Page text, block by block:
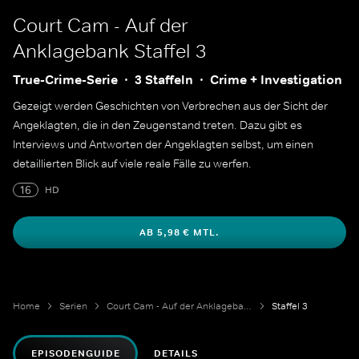
Court Cam - Auf der
Anklagebank Staffel 3
True-Crime-Serie 3 Staffeln Crime + Investigation
Gezeigt werden Geschichten von Verbrechen aus der Sicht der
Angeklagten, die in den Zeugenstand treten. Dazu gibt es
Interviews und Antworten der Angeklagten selbst, um einen
detaillierten Blick auf viele reale Fälle zu werfen.
16
HD
AB 5,98 € MTL.
Home Serien Court Cam - Auf der Anklagebank Staffel 3
EPISODENGUIDE DETAILS